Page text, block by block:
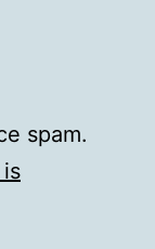
spam.